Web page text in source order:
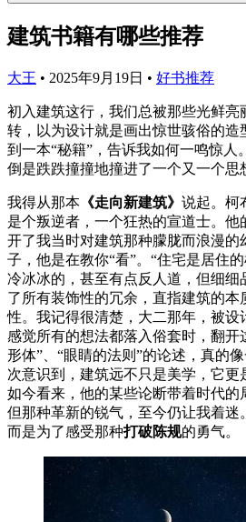
建筑书籍有哪些推荐
大王 • 2025年9月19日 • 好书推荐
初入建筑这行，我们总被那些光鲜亮
转，以为设计就是画出惊世骇俗的造
到一本“秘籍”，告诉我如何一鸣惊人
倒是跌跌撞撞地撞进了一个又一个思
我得从那本 《走向新建筑》 说起。柯
是个叛逆者，一个狂热的宣道士。
开了我当时对建筑那种朦胧而浪漫的
子，他是在教你“看”。“住宅是居住
冷冰冰的，甚至有点反人道，但细细
了所有装饰性的冗余，直指建筑的
性。我记得很清楚，大二那年，被设
感觉所有的想法都落入俗套时，翻开
形体”、“眼睛的法则”的论述，真的
次意识到，建筑远不只是美学，它更
如今看来，他的某些论断带着时代的
但那种革新的锐气，至今仍让我着迷
而是为了感受那种打破陈规的勇气。